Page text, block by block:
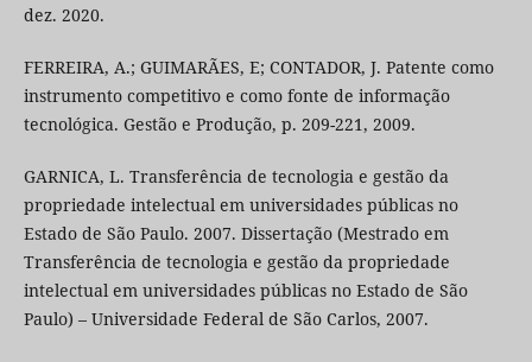
dez. 2020.
FERREIRA, A.; GUIMARÃES, E; CONTADOR, J. Patente como
instrumento competitivo e como fonte de informação
tecnológica. Gestão e Produção, p. 209-221, 2009.
GARNICA, L. Transferência de tecnologia e gestão da
propriedade intelectual em universidades públicas no
Estado de São Paulo. 2007. Dissertação (Mestrado em
Transferência de tecnologia e gestão da propriedade
intelectual em universidades públicas no Estado de São
Paulo) – Universidade Federal de São Carlos, 2007.